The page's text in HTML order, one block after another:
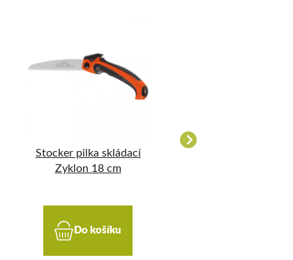
Stocker pilka skládací
Zyklon 18 cm
Do košíku